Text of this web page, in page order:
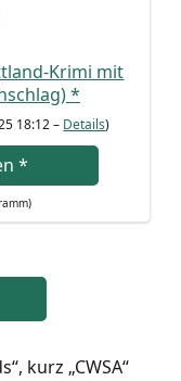
Kri­mi mit
*
18:12 – Details)
*
kurz „CWSA“